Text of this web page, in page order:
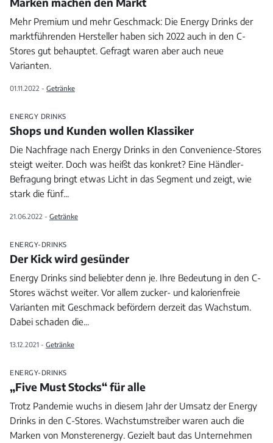
Mehr Premium und mehr Geschmack: Die Energy Drinks der
marktführenden Hersteller haben sich 2022 auch in den C-
Stores gut behauptet. Gefragt waren aber auch neue
Varianten.
01.11.2022 - Getränke
ENERGY DRINKS
Shops und Kunden wollen Klassiker
Die Nachfrage nach Energy Drinks in den Convenience-Stores
steigt weiter. Doch was heißt das konkret? Eine Händler-
Befragung bringt etwas Licht in das Segment und zeigt, wie
stark die fünf...
21.06.2022 - Getränke
ENERGY-DRINKS
Der Kick wird gesünder
Energy Drinks sind beliebter denn je. Ihre Bedeutung in den C-
Stores wächst weiter. Vor allem zucker- und kalorienfreie
Varianten mit Geschmack befördern derzeit das Wachstum.
Dabei schaden die...
13.12.2021 - Getränke
ENERGY-DRINKS
„Five Must Stocks“ für alle
Trotz Pandemie wuchs in diesem Jahr der Umsatz der Energy
Drinks in den C-Stores. Wachstumstreiber waren auch die
Marken von Monsterenergy. Gezielt baut das Unternehmen